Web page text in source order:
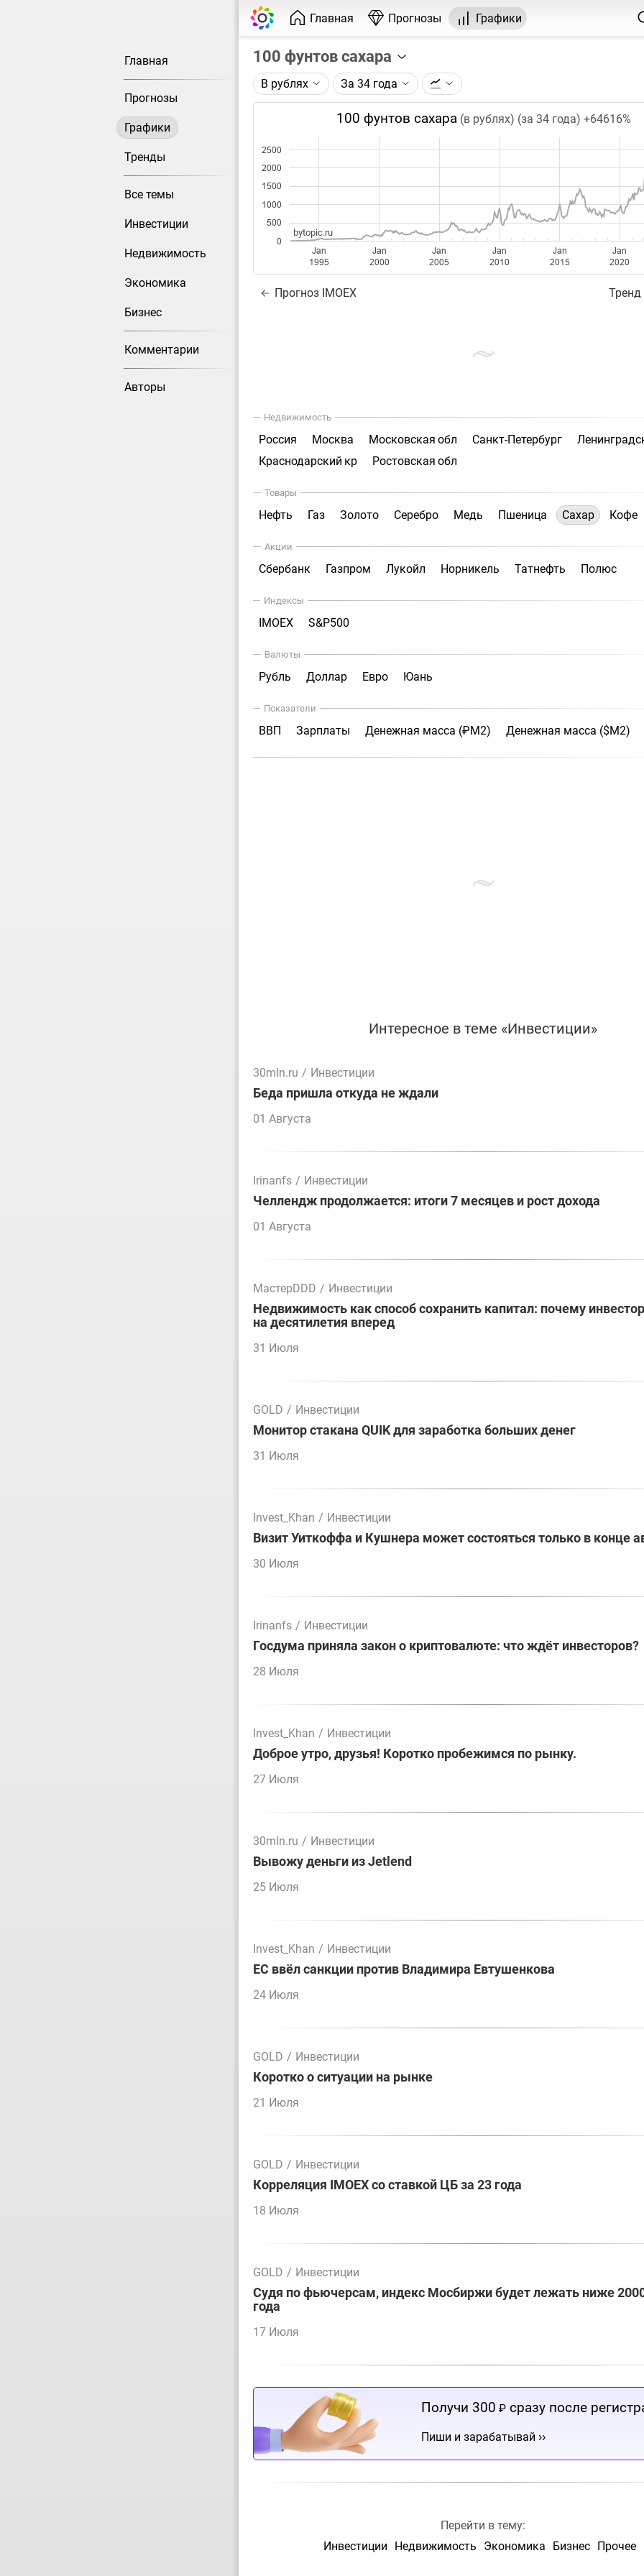
Главная Прогнозы Графики
Главная
Прогнозы
Графики
Тренды
Все темы
Инвестиции
Недвижимость
Экономика
Бизнес
Комментарии
Авторы
100 фунтов сахара
Описание графика:
Цена фьючерса на сахар, торгуемого на ICE.
Каждая точка на графике - цена закрытия дня, недели или месяца.
Оптимальный таймфрейм (день, неделя, месяц) подбирается
при изменении глубины графика.
Данные добавляются ежедневно.
В рублях За 34 года
100 фунтов сахара (в рублях) (за 34 года) +64616%
Jan
1995
Jan
2000
Jan
2005
Jan
2010
Jan
2015
Jan
2020
0
500
1000
1500
2000
2500
bytopic.ru
Прогноз IMOEX Тренд
Недвижимость
Россия Москва Московская обл Санкт-Петербург
Краснодарский кр
Ростовская обл
Товары
Нефть Газ Золото Серебро Медь Пшеница Сахар Кофе
Акции
Сбербанк Газпром Лукойл Норникель Татнефть Полюс
Индексы
IMOEX S&P500
Валюты
Рубль Доллар Евро Юань
Показатели
ВВП Зарплаты Денежная масса (₽М2) Денежная масса ($М2)
Интересное в теме «Инвестиции»
30mln.ru / Инвестиции
Беда пришла откуда не ждали
01 Августа
Irinanfs / Инвестиции
Челлендж продолжается: итоги 7 месяцев и рост дохода
01 Августа
МастерDDD / Инвестиции
Недвижимость как способ сохранить капитал: почему
на десятилетия вперед
31 Июля
GOLD / Инвестиции
Монитор стакана QUIK для заработка больших денег
31 Июля
Invest_Khan / Инвестиции
Визит Уиткоффа и Кушнера может состояться только в конце
30 Июля
Irinanfs / Инвестиции
Госдума приняла закон о криптовалюте: что ждёт инвесторов?
28 Июля
Invest_Khan / Инвестиции
Доброе утро, друзья! Коротко пробежимся по рынку.
27 Июля
30mln.ru / Инвестиции
Вывожу деньги из Jetlend
25 Июля
Invest_Khan / Инвестиции
ЕС ввёл санкции против Владимира Евтушенкова
24 Июля
GOLD / Инвестиции
Коротко о ситуации на рынке
21 Июля
GOLD / Инвестиции
Корреляция IMOEX со ставкой ЦБ за 23 года
18 Июля
GOLD / Инвестиции
Судя по фьючерсам, индекс Мосбиржи будет лежать ниже
года
17 Июля
Получи 300 ₽ сразу после
Пиши и зарабатывай ››
Перейти в тему:
Инвестиции
Недвижимость Экономика Бизнес Прочее